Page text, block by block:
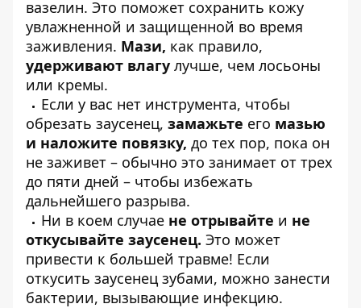
вазелин. Это поможет сохранить кожу
увлажненной и защищенной во время
заживления. Мази, как правило,
удерживают влагу лучше, чем лосьоны
или кремы.
Если у вас нет инструмента, чтобы
обрезать заусенец, замажьте его мазью
и наложите повязку, до тех пор, пока он
не заживет – обычно это занимает от трех
до пяти дней – чтобы избежать
дальнейшего разрыва.
Ни в коем случае не отрывайте и не
откусывайте заусенец. Это может
привести к большей травме! Если
откусить заусенец зубами, можно занести
бактерии, вызывающие инфекцию.